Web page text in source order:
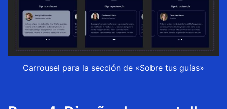
Carrousel para la sección de «Sobre tus guías»